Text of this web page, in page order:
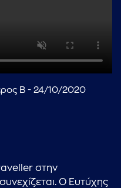
B - 24/10/2020
στην
Ο Ευτύχης